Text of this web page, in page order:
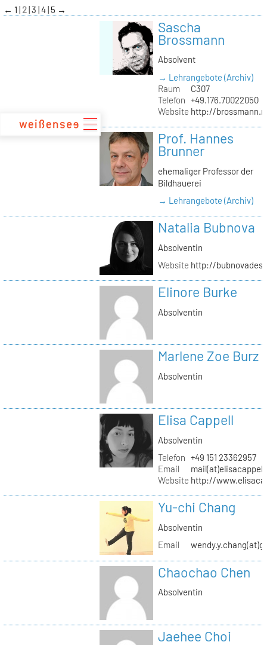
zum
Inhalt
← 1 2 3 4 5 →
Sascha
Brossmann
Absolvent
→ Lehrangebote (Archiv)
Raum
C307
Telefon +49.176.70022050
Website http://
Prof. Hannes
Brunner
ehemaliger Professor der
Bildhauerei
→ Lehrangebote (Archiv)
Natalia Bubnova
Absolventin
Website http://
Elinore Burke
Absolventin
Marlene Zoe Burz
Absolventin
Elisa Cappell
Absolventin
Telefon +49 151 23362957
Email
Website http://
Yu-chi Chang
Absolventin
Email
Chaochao Chen
Absolventin
Jaehee Choi